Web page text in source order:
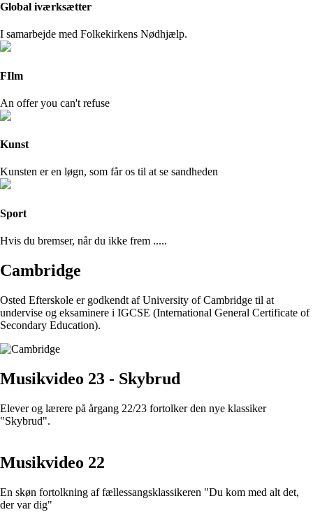
Global iværksætter
I samarbejde med Folkekirkens Nødhjælp.
FIlm
An offer you can't refuse
Kunst
Kunsten er en løgn, som får os til at se sandheden
Sport
Hvis du bremser, når du ikke frem .....
Cambridge
Osted Efterskole er godkendt af University of Cambridge til at
undervise og eksaminere i IGCSE (International General Certificate of
Secondary Education).
Musikvideo 23 - Skybrud
Elever og lærere på årgang 22/23 fortolker den nye klassiker
"Skybrud".
Musikvideo 22
En skøn fortolkning af fællessangsklassikeren "Du kom med alt det,
der var dig"